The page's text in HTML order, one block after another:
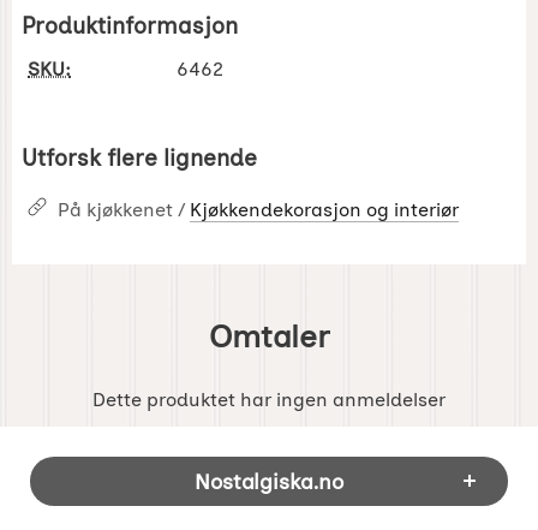
Produktinformasjon
SKU: 6462
Utforsk flere lignende
På kjøkkenet / Kjøkkendekorasjon og interiør
Omtaler
Dette produktet har ingen anmeldelser
Footer-innhold Blandet informasjon og
Nostalgiska.no